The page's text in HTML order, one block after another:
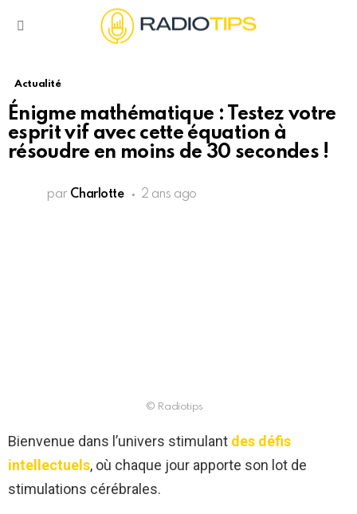
Actualité
Énigme mathématique : Testez votre
esprit vif avec cette équation à
résoudre en moins de 30 secondes !
par Charlotte 2 ans ago
© Radiotips
Bienvenue dans l’univers stimulant des défis
intellectuels, où chaque jour apporte son lot de
stimulations cérébrales.